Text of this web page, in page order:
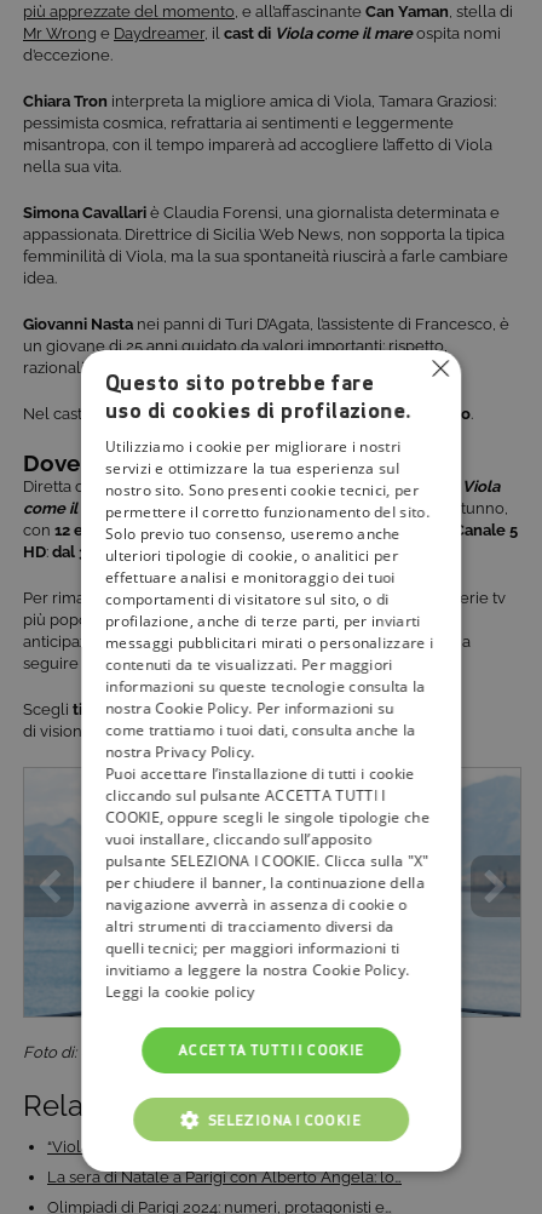
più apprezzate del momento , e all’affascinante Can Yaman , stella di
Mr Wrong e Daydreamer, il cast di Viola come il mareospita nomi
d’eccezione.
Chiara Tron interpreta la migliore amica di Viola, Tamara Graziosi:
pessimista cosmica, refrattaria ai sentimenti e leggermente
misantropa, con il tempo imparerà ad accogliere l’affetto di Viola
nella sua vita.
Simona Cavallari è Claudia Forensi, una giornalista determinata e
appassionata. Direttrice di Sicilia Web News, non sopporta la tipica
femminilità di Viola, ma la sua spontaneità riuscirà a farle cambiare
idea.
Giovanni Nasta nei panni di Turi D’Agata, l’assistente di Francesco, è
un giovane di 25 anni guidato da valori importanti: rispetto,
razionalità e famiglia.
Nel cast ancheRomano Reggiani, David Corbo, Mario Scerbo
Dove seguire Viola come il mare?
Diretta da Francesco Vicario e co-prodotta da Rti e LuxVide,
Viola
come il mareè tra le fiction più attese della tv per questo autunno,
con 12 episodiche andranno in onda in sei prime serate su
Canale 5
HD: dal 30 settembre al 4 novembre.
Per rimanere sempre aggiornati sulle nuove uscite e sulle serie tv
più popolari dei canali Mediaset, per conoscere tutte le
anticipazioni e le curiosità su Viola come il mare, continuate a
seguire
Tivù La Guida.
Scegli tivùsat sempre, gratis, per garantirti un’ottima qualità
di visione audio e video in HD e 4K.
Foto di: Ufficio Stampa Mediaset
Related Posts:
“Viola come il Mare” torna con la seconda stagione…
La sera di Natale a Parigi con Alberto Angela: lo…
Olimpiadi di Parigi 2024: numeri, protagonisti e…
Questo sito potrebbe fare
uso di cookies di profilazione.
Utilizziamo i cookie per migliorare i nostri
servizi e ottimizzare la tua esperienza sul
nostro sito. Sono presenti cookie tecnici, per
permettere il corretto funzionamento del sito.
Solo previo tuo consenso, useremo anche
ulteriori tipologie di cookie, o analitici per
effettuare analisi e monitoraggio dei tuoi
comportamenti di visitatore sul sito, o di
profilazione, anche di terze parti, per inviarti
messaggi pubblicitari mirati o personalizzare i
contenuti da te visualizzati. Per maggiori
informazioni su queste tecnologie consulta la
nostra Cookie Policy. Per informazioni su
come trattiamo i tuoi dati, consulta anche la
nostra Privacy Policy.
Puoi accettare l’installazione di tutti i cookie
cliccando sul pulsante ACCETTA TUTTI I
COOKIE, oppure scegli le singole tipologie che
vuoi installare, cliccando sull’apposito
pulsante SELEZIONA I COOKIE. Clicca sulla "X"
per chiudere il banner, la continuazione della
navigazione avverrà in assenza di cookie o
altri strumenti di tracciamento diversi da
quelli tecnici; per maggiori informazioni ti
invitiamo a leggere la nostra Cookie Policy.
Leggi la cookie policy
ACCETTA TUTTI I COOKIE
SELEZIONA I COOKIE
COOKIE TECNICI